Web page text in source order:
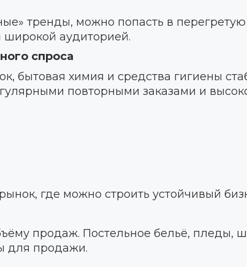
тренды, можно попасть в
аудиторией.
спроса
бытовая химия и средства гигиены
повторными заказами и
где можно строить устойчивый
продаж. Постельное бельё, пледы,
для продажи.